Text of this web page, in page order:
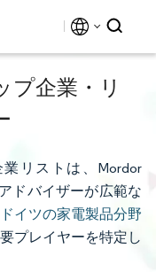
プ企業・リ
リストは、Mordor
ドバイザーが広範な
ドイツの家電製品分野
プレイヤーを特定し